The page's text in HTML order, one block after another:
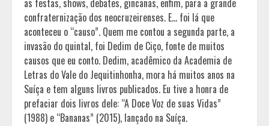
as festas, shows, debates, gincanas, enfim, para a grande
confraternização dos neocruzeirenses. E… foi lá que
aconteceu o “causo”. Quem me contou a segunda parte, a
invasão do quintal, foi Dedim de Ciço, fonte de muitos
causos que eu conto. Dedim, acadêmico da Academia de
Letras do Vale do Jequitinhonha, mora há muitos anos na
Suíça e tem alguns livros publicados. Eu tive a honra de
prefaciar dois livros dele: “A Doce Voz de suas Vidas”
(1988) e “Bananas” (2015), lançado na Suíça.